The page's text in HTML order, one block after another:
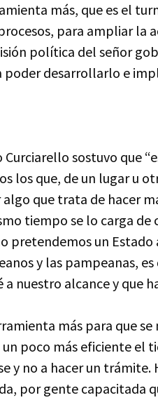
más, que es el
para ampliar la
política del señor
poder desarrollarlo e
sostuvo que
los que, de un lugar u
que trata de hacer
tiempo se lo carga de
pretendemos un
y las pampeanas,
nuestro alcance y que
más para que
poco más eficiente el
y no a hacer un
por gente capacitada